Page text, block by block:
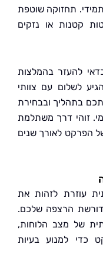
שוטפת
או נזקים
בהמלצות
עם צוותי
ובבחירת
דרך משתלמת
לאורך שנים
לזהות את
שלכם.
הלוחות,
בעיות